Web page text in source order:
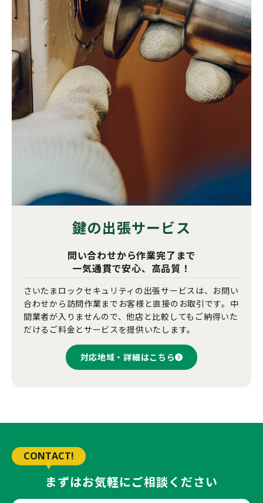
鍵の出張サービス
問い合わせから作業完了まで
一気通貫で安心、高品質！
さいたまロックセキュリティの出張サービスは、お問い
合わせから訪問作業までお客様と直接のお取引です。中
間業者が入りませんので、他店と比較してもご納得いた
だけるご料金とサービスを提供いたします。
対応地域・詳細はこちら
CONTACT!
まずはお気軽にご相談ください